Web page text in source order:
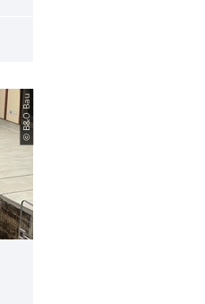
und ihre Folgen"
© B&O Bau